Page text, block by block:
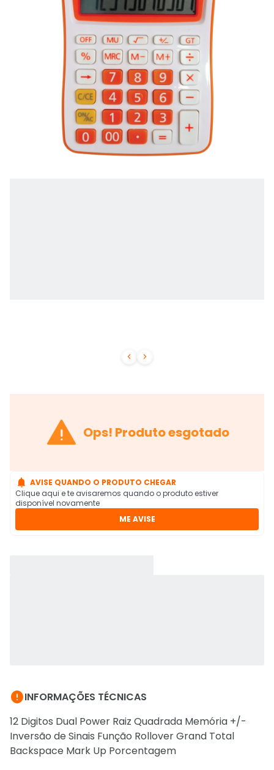
 
 Ops! Produto esgotado
 AVISE QUANDO O PRODUTO CHEGAR
Clique aqui e te avisaremos quando o produto estiver
disponível novamente
ME AVISE
INFORMAÇÕES TÉCNICAS
12 Digitos Dual Power Raiz Quadrada Memória +/-
Inversão de Sinais Função Rollover Grand Total
Backspace Mark Up Porcentagem